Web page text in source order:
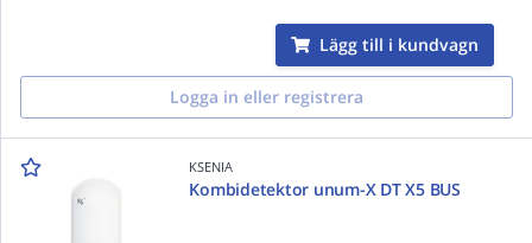
Lägg till i kundvagn
Logga in eller registrera
KSENIA
Kombidetektor unum-X DT X5 BUS